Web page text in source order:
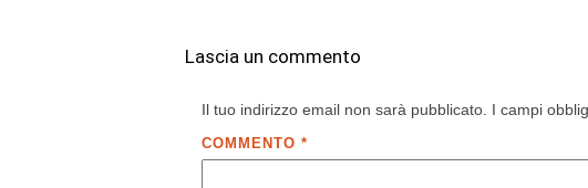
Lascia un commento
Il tuo indirizzo email non sarà pubblicato. I campi
COMMENTO *